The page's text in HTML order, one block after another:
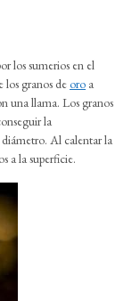
los sumerios en el
los granos deoro a
una llama. Los granos
la
Al calentar la
a la superficie.